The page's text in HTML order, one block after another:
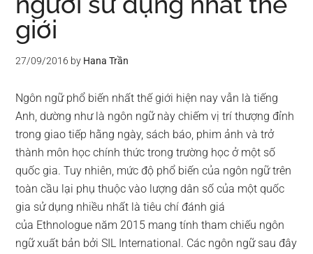
giới
27/09/2016 by Hana Trần
Ngôn ngữ phổ biến nhất thế giới hiện nay vẫn là tiếng
Anh, dường như là ngôn ngữ này chiếm vị trí thượng đỉnh
trong giao tiếp hằng ngày, sách báo, phim ảnh và trở
thành môn học chính thức trong trường học ở một số
quốc gia. Tuy nhiên, mức độ phổ biến của ngôn ngữ trên
toàn cầu lại phụ thuộc vào lượng dân số của một quốc
gia sử dụng nhiều nhất là tiêu chí đánh giá
của Ethnologue năm 2015 mang tính tham chiếu ngôn
ngữ xuất bản bởi SIL International. Các ngôn ngữ sau đây